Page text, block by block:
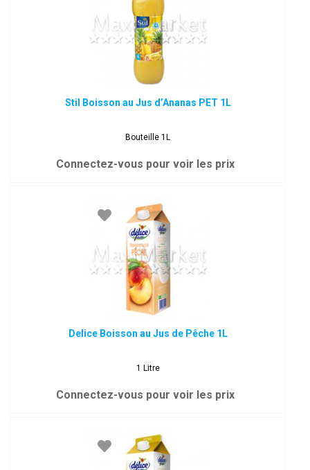
Stil Boisson au Jus d’Ananas PET 1L
Bouteille 1L
Connectez-vous pour voir les prix
Delice Boisson au Jus de Pêche 1L
1 Litre
Connectez-vous pour voir les prix